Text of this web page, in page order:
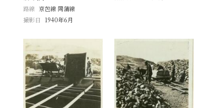
路線 京包線 同蒲線
撮影日
1940年6月